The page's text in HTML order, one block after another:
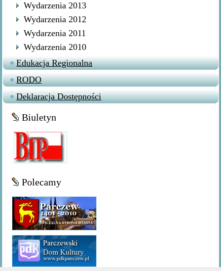
Wydarzenia 2013
Wydarzenia 2012
Wydarzenia 2011
Wydarzenia 2010
Edukacja Regionalna
RODO
Deklaracja Dostępności
Biuletyn
Polecamy